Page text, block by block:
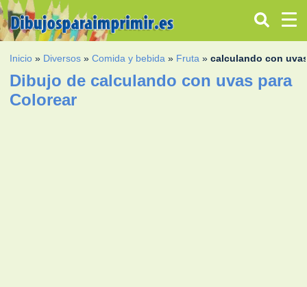
Inicio » Diversos »Comida y bebida » Fruta »calculando con
Dibujo de calculando con uvas para
Colorear